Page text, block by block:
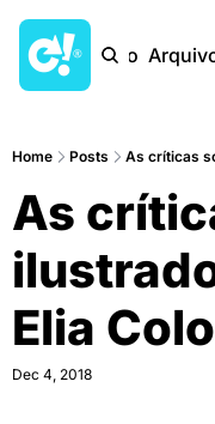
Início
Home Posts As críticas
As
Elia
Dec 4, 2018